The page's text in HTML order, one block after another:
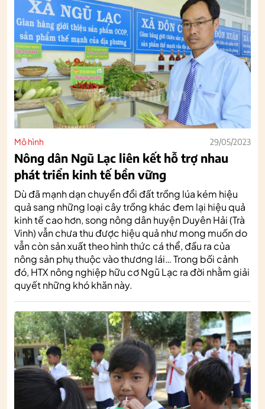
Mô hình 29/05/2023
Nông dân Ngũ Lạc liên kết hỗ trợ nhau
phát triển kinh tế bền vững
Dù đã mạnh dạn chuyển đổi đất trồng lúa kém hiệu
quả sang những loại cây trồng khác đem lại hiệu quả
kinh tế cao hơn, song nông dân huyện Duyên Hải (Trà
Vinh) vẫn chưa thu được hiệu quả như mong muốn do
vẫn còn sản xuất theo hình thức cá thể, đầu ra của
nông sản phụ thuộc vào thương lái… Trong bối cảnh
đó, HTX nông nghiệp hữu cơ Ngũ Lạc ra đời nhằm giải
quyết những khó khăn này.